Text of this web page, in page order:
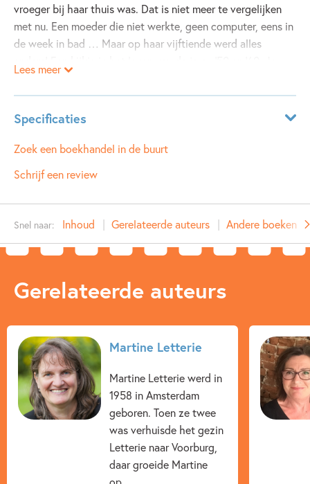
vroeger bij haar thuis was. Dat is niet meer te vergelijken
met nu. Een moeder die niet werkte, geen computer, eens in
de week in bad … Maar op haar vijftiende werd alles
leest in dit boek over de jaren ’50 en hoe de hippies in die
tijd ineens alles anders gingen doen. Meer kleur en fleur in
het leven! Met grappige weetjes over onder meer kleding,
eetgewoontes en communes. Een kleurrijk en informatief
boek vol met foto’s en illustraties.
Lees meer
Specificaties
Leeftijdsindicatie: 11 - 12 jaar
ISBN:
9789048735655
Type: Hardcover
Auteur(s):
Martine Letterie
Illustrator: Juliette de Wit
Aantal pagina's: 48
Verschijningsdatum:
Kenmerken van dit boek
12+ jaar Geschiedenis
Non-fictie
Martine Letterie
Juliette de Wit
Zoek een boekhandel in de buurt
Schrijf een review
Snel naar: Inhoud Gerelateerde auteurs Andere boeken
Gerelateerde auteurs
Martine Letterie
Martine Letterie werd in
1958 in Amsterdam
geboren. Toen ze twee
was verhuisde het gezin
Letterie naar Voorburg,
daar groeide Martine